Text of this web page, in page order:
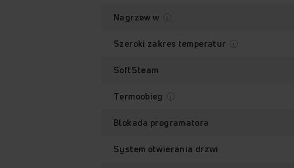
Nagrzew w
Szeroki zakres temperatur
SoftSteam
Termoobieg
Blokada programatora
System otwierania drzwi